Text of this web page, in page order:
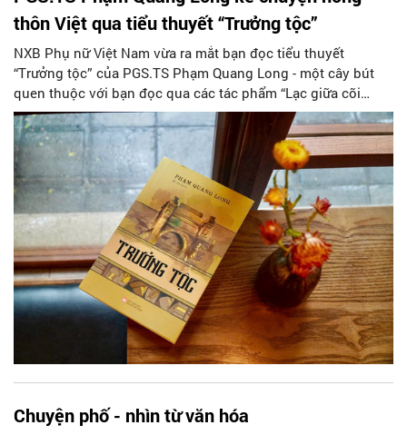
thôn Việt qua tiểu thuyết “Trưởng tộc”
NXB Phụ nữ Việt Nam vừa ra mắt bạn đọc tiểu thuyết
“Trưởng tộc” của PGS.TS Phạm Quang Long - một cây bút
quen thuộc với bạn đọc qua các tác phẩm “Lạc giữa cõi
người”, “Cuộc cờ”, “Chuyện làng”, “Mùa rươi”, “Chuyện phố”…
Chuyện phố - nhìn từ văn hóa